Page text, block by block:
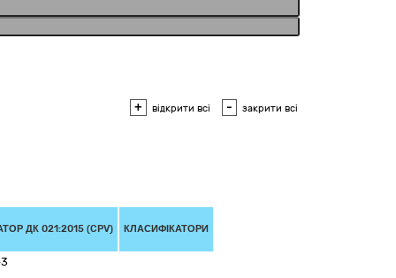
+ відкрити всі - закрити всі
ДК 021:2015 (CPV) КЛАСИФІКАТОРИ